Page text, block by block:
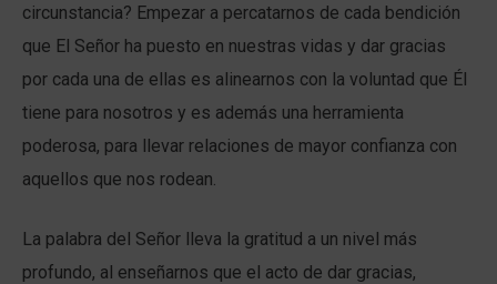
circunstancia? Empezar a percatarnos de cada bendición
que El Señor ha puesto en nuestras vidas y dar gracias
por cada una de ellas es alinearnos con la voluntad que Él
tiene para nosotros y es además una herramienta
poderosa, para llevar relaciones de mayor confianza con
aquellos que nos rodean.
La palabra del Señor lleva la gratitud a un nivel más
profundo, al enseñarnos que el acto de dar gracias,